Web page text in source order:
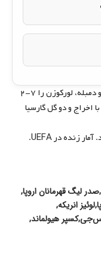
پی‌اس‌جی با درخشش دزیره دوئه، کواراتسخلیا و دمبله، لورکوزن را ۷-۲
با اخراج و دو گل گارسیا
آمار زنده درUEFA
.
صدر لیگ قهرمانان اروپا
لوئیز انریکه
کسپر هیولماند